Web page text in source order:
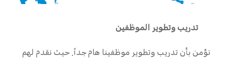
تدريب وتطوير الموظفين
نؤمن بأن تدريب وتطوير موظفينا هام جداً. حيث نقدم لهم